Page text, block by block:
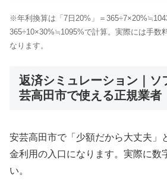
※年利換算は「7日20%」＝
365÷10×30%≒1095%で計算。実際には手数
なります。
返済シミュレーション｜ソ
芸高田市で使える正規業者
安芸高田市で「少額だから大丈夫」
金利用の入口になります。実際に数
い。